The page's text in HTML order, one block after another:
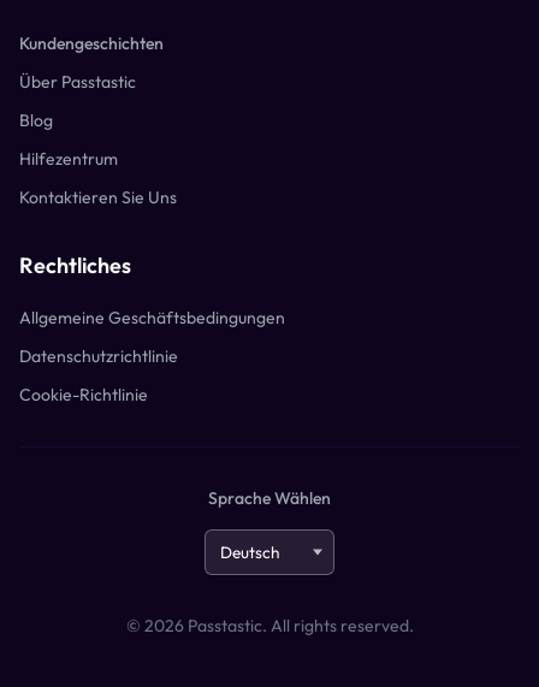
Kundengeschichten
Über Passtastic
Blog
Hilfezentrum
Kontaktieren Sie Uns
Rechtliches
Allgemeine Geschäftsbedingungen
Datenschutzrichtlinie
Cookie-Richtlinie
Sprache Wählen
© 2026Passtastic. All rights reserved.